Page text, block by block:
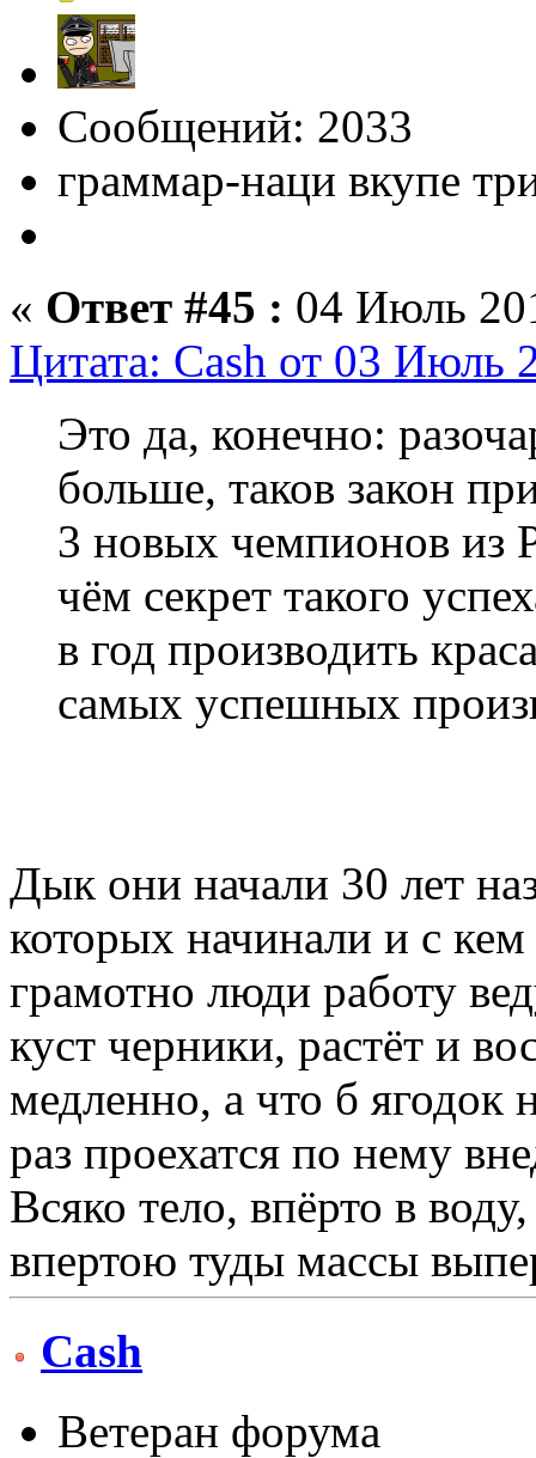
Сообщений: 2033
граммар-наци вкупе
« Ответ #45 : 04 Июль
Цитата: Cash от 03 Июль
Это да, конечно:
больше, таков закон
3 новых чемпионов из
чём секрет такого
в год производить
самых успешных
Дык они начали 30 лет
которых начинали и с
грамотно люди работу
куст черники, растёт и
медленно, а что б ягодок
раз проехатся по нему
Всяко тело, впёрто в
впертою туды массы
Cash
Ветеран форума